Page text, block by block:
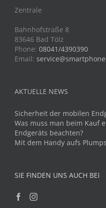
Zentrale
Bahnhofstraße 8
83646 Bad Tölz
Phone: 08041/4390390
Email:
AKTUELLE NEWS
Sicherheit der mobilen
Was muss man beim Kauf
Endgeräts beachten?
Mit dem Handy aufs
SIE FINDEN UNS AUCH BEI